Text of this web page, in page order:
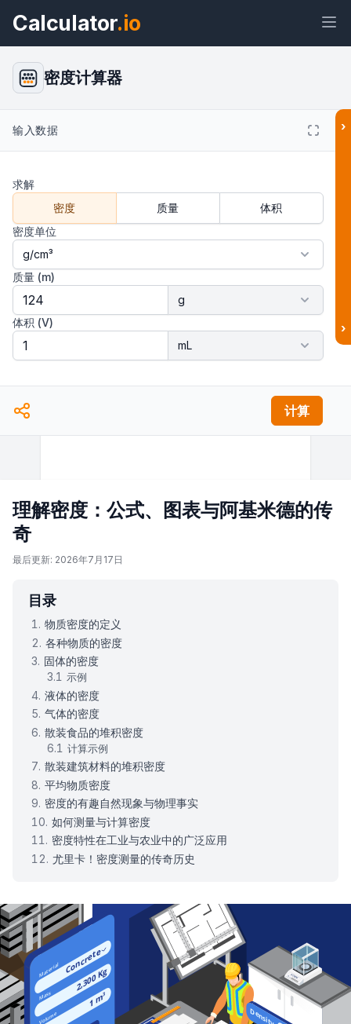
Calculator.io
密度计算器
输入数据
求解
密度
质量
体积
密度单位
质量 (m)
体积 (V)
计算
›
›
理解密度：公式、图表与阿基米德的传
奇
最后更新: 2026年7月17日
目录
物质密度的定义
各种物质的密度
固体的密度
示例
液体的密度
气体的密度
散装食品的堆积密度
计算示例
散装建筑材料的堆积密度
平均物质密度
密度的有趣自然现象与物理事实
如何测量与计算密度
密度特性在工业与农业中的广泛应用
尤里卡！密度测量的传奇历史